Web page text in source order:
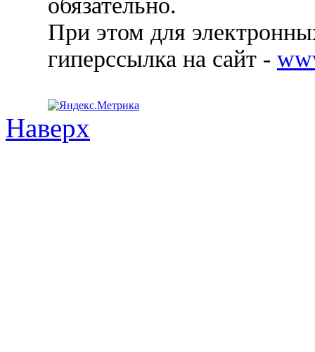
При этом для
гиперссылка на сайт -
Наверх